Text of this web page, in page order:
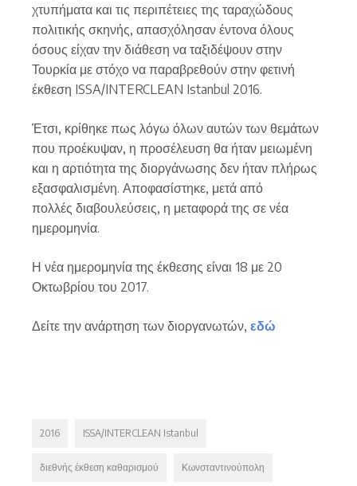
χτυπήματα και τις περιπέτειες της ταραχώδους
πολιτικής σκηνής, απασχόλησαν έντονα όλους
όσους είχαν την διάθεση να ταξιδέψουν στην
Τουρκία με στόχο να παραβρεθούν στην φετινή
έκθεση ISSA/INTERCLEAN Istanbul 2016.
Έτσι, κρίθηκε πως λόγω όλων αυτών των θεμάτων
που προέκυψαν, η προσέλευση θα ήταν μειωμένη
και η αρτιότητα της διοργάνωσης δεν ήταν πλήρως
εξασφαλισμένη. Αποφασίστηκε, μετά από
πολλές διαβουλεύσεις, η μεταφορά της σε νέα
ημερομηνία.
Η νέα ημερομηνία της έκθεσης είναι 18 με 20
Οκτωβρίου του 2017.
Δείτε την ανάρτηση των διοργανωτών, εδώ
2016 ISSA/INTERCLEAN Istanbul
διεθνής έκθεση καθαρισμού Κωνσταντινούπολη